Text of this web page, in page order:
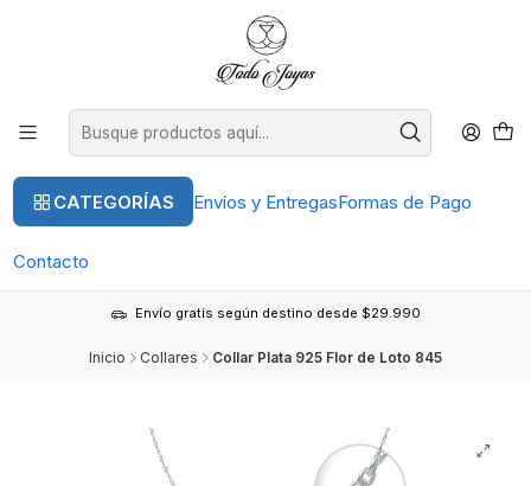
CATEGORÍAS Envíos y EntregasFormas de Pago
Contacto
Envío gratis según destino desde $29.990
Inicio Collares Collar Plata 925 Flor de Loto 845